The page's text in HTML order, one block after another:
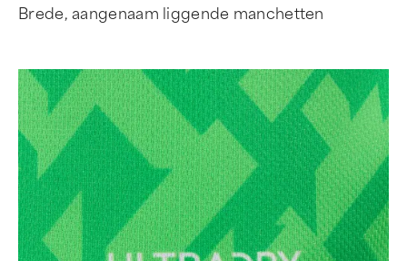
Brede, aangenaam liggende manchetten